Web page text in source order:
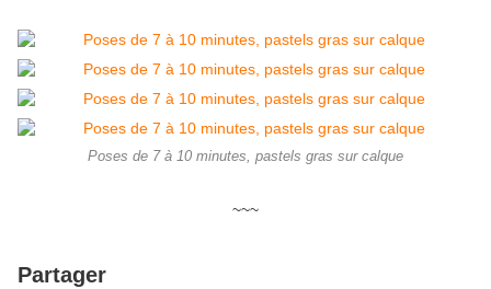
Poses de 7 à 10 minutes, pastels gras sur calque
~~~
Partager